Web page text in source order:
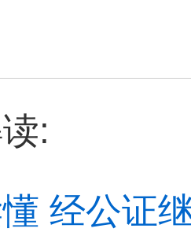
:
经公证